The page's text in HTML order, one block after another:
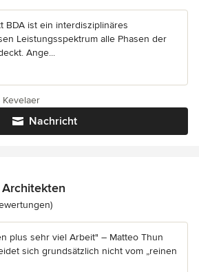
BDA ist ein interdisziplinäres
Leistungsspektrum alle Phasen der
Ange...
Nachricht
5 von 5 Sternen
plus sehr viel Arbeit" – Matteo Thun
sich grundsätzlich nicht vom „reinen